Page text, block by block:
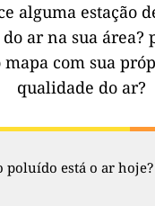
alguma estação
ar na sua área?
com sua
qualidade do ar?
poluído está o ar